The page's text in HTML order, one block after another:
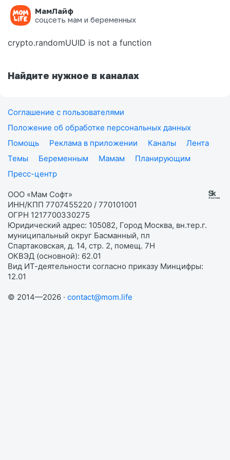
МамЛайф
соцсеть мам и беременных
Ошибка на странице
crypto.randomUUID is not a function
Найдите нужное в каналах
Соглашение с пользователями
Положение об обработке персональных данных
Помощь
Реклама в приложении Каналы
Лента
Темы
Беременным Мамам
Планирующим
Пресс-центр
ООО «Мам Софт»
ИНН/КПП 7707455220 / 770101001
ОГРН 1217700330275
Юридический адрес: 105082, Город Москва, вн.тер.г.
муниципальный округ Басманный, пл
Спартаковская, д. 14, стр. 2, помещ. 7Н
ОКВЭД (основной): 62.01
Вид ИТ-деятельности согласно приказу Минцифры:
12.01
© 2014—2026 · contact@mom.life